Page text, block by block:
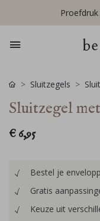
Sluitzegels
Sluitzegel
€ 6,95
Bestel je
Gratis
Keuze uit